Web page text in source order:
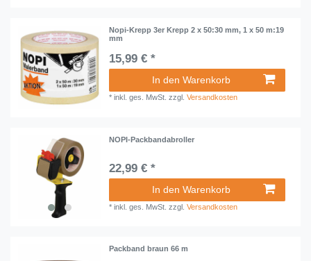
Nopi-Krepp 3er Krepp 2 x 50:30 mm, 1 x 50 m:19
mm
15,99 € *
In den Warenkorb
*inkl. ges. MwSt. zzgl.Versandkosten
NOPI-Packbandabroller
22,99 € *
In den Warenkorb
*inkl. ges. MwSt. zzgl.Versandkosten
Packband braun 66 m